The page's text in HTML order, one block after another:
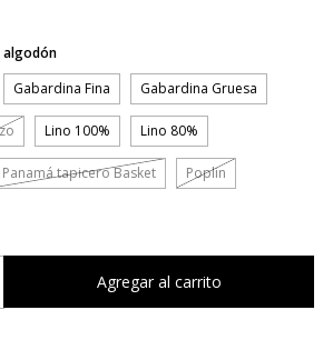
algodón
Gabardina Fina Gabardina Gruesa
Lino 100% Lino 80%
Panamá tapicero Basket Poplin